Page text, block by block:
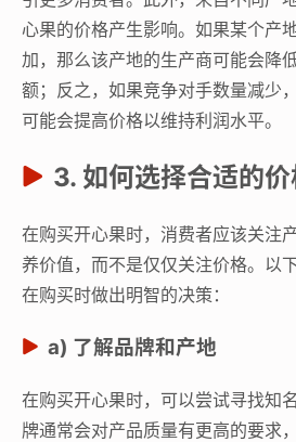
心果的价格产生影响。如果某个产
加，那么该产地的生产商可能会降
额；反之，如果竞争对手数量减少
可能会提高价格以维持利润水平。
3. 如何选择合适的价
在购买开心果时，消费者应该关注
养价值，而不是仅仅关注价格。以
在购买时做出明智的决策：
a) 了解品牌和产地
在购买开心果时，可以尝试寻找知
牌通常会对产品质量有更高的要求